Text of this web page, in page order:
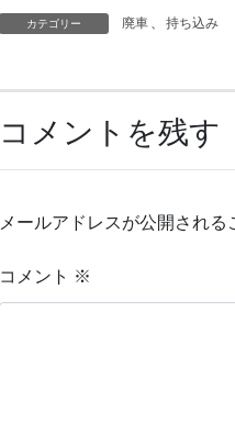
カテゴリー 廃車 、 持ち込み
コメントを残す
メールアドレスが公開される
コメント ※